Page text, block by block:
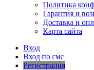
Политика
Гарантия и
Доставка и
Карта сайта
Вход
Вход по смс
Регистрация